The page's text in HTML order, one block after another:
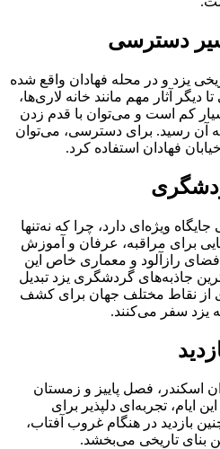
دسترسی
یزد و در محله فهادان واقع شده
دیگر آثار مهم مانند خانه لاری‌ها،
کم است و می‌توان با قدم زدن
آن رسید. برای دسترسی، می‌توان
فهادان استفاده کرد.
ویژه‌ای دارد، چرا که نه‌تنها
برای مراقبه، عرفان و آموزش
رازآلود و معماری خاص این
جاذبه‌های گردشگری یزد تبدیل
از نقاط مختلف جهان برای کشف
یزد سفر می‌کنند.
اسکندر، فصل پاییز و زمستان
ایام، تجربه‌ای دلپذیر برای
بازدید در هنگام غروب آفتاب،
بنای تاریخی می‌بخشد.